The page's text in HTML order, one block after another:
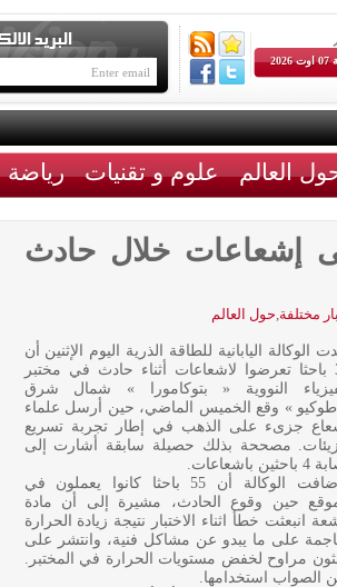
العالم علوم و تقنيات رياضة
30 باحثا إلى إشعاعات خلال حادث
مختلفة,حول العالم
الوكالة اليابانية للطاقة الذرية اليوم الإثنين أن
30 باحثا تعرضوا لاشعاعات أثناء حادث في مختبر
النووية « بتوكامورا » شمال شرق
» وقع الخميس الماضي، حين أرسل علماء
جزىء على الذهب في إطار تجربة تسريع
مصححة بذلك حصيلة سابقة أشارت إلى
باحثين باشعاعات.
وأضافت الوكالة أن 55 باحثا كانوا يعملون في
حين وقوع الحادث، مشيرة إلى أن مادة
انبعثت خطأ اثناء الاختبار نتيجة زيادة الحرارة
على ما يبدو عن مشاكل فنية، وانتشر على
مراوح لخفض مستويات الحرارة في المختبر.
الصواب استخدامها.